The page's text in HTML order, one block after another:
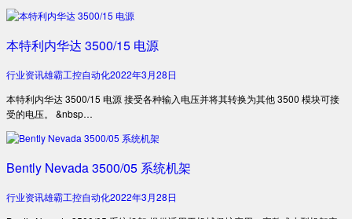
本特利内华达 3500/15 电源
行业资讯雄霸工控自动化2022年3月28日
本特利内华达 3500/15 电源 接受各种输入电压并将其转换为其他 3500 模块可接
受的电压。 &nbsp…
Bently Nevada 3500/05 系统机架
行业资讯雄霸工控自动化2022年3月28日